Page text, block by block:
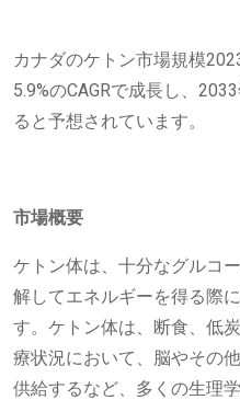
カナダのケトン市場規模
5.9%のCAGRで成長し、
ると予想されています。
市場概要
ケトン体は、十分なグルコ
解してエネルギーを得る際
す。ケトン体は、断食、低
療状況において、脳やその
供給するなど、多くの生理